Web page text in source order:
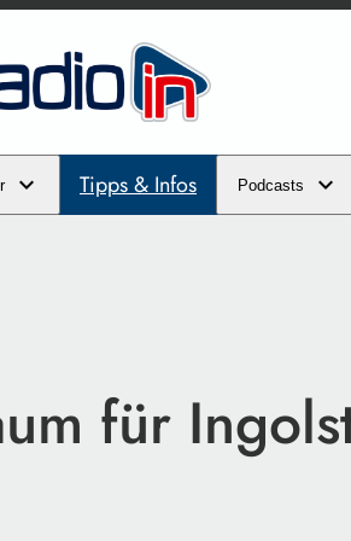
Tipps & Infos Podcasts
für